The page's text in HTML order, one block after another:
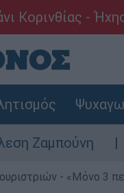
Κορινθίας -
- «Μόνο 3